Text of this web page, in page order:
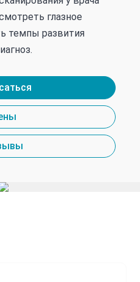
глазное
темпы развития